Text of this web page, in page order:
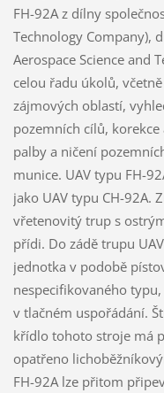
FH-92A z dílny
Technology Company),
Aerospace Science and
celou řadu úkolů,
zájmových oblastí,
pozemních cílů,
palby a ničení
munice. UAV typu FH-
jako UAV typu CH-92A.
vřetenovitý trup s
přídi. Do zádě trupu
jednotka v podobě
nespecifikovaného
v tlačném uspořádání.
křídlo tohoto stroje má
opatřeno
FH-92A lze přitom